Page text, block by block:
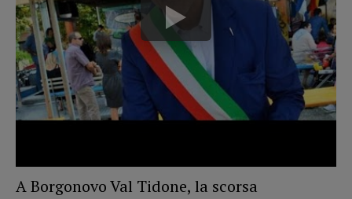
A Borgonovo Val Tidone, la scorsa